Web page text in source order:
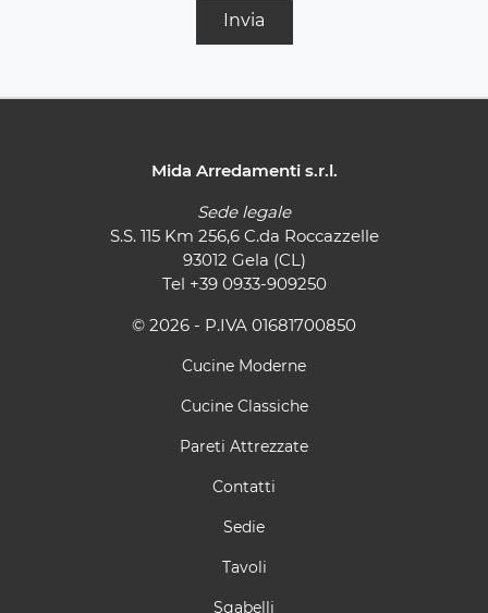
Invia
Mida Arredamenti s.r.l.
Sede legale
S.S. 115 Km 256,6 C.da Roccazzelle
93012 Gela (CL)
Tel +39 0933-909250
© 2026 - P.IVA 01681700850
Cucine Moderne
Cucine Classiche
Pareti Attrezzate
Contatti
Sedie
Tavoli
Sgabelli